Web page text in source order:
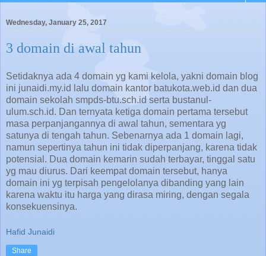
Wednesday, January 25, 2017
3 domain di awal tahun
Setidaknya ada 4 domain yg kami kelola, yakni domain blog
ini junaidi.my.id lalu domain kantor batukota.web.id dan dua
domain sekolah smpds-btu.sch.id serta bustanul-
ulum.sch.id. Dan ternyata ketiga domain pertama tersebut
masa perpanjangannya di awal tahun, sementara yg
satunya di tengah tahun. Sebenarnya ada 1 domain lagi,
namun sepertinya tahun ini tidak diperpanjang, karena tidak
potensial. Dua domain kemarin sudah terbayar, tinggal satu
yg mau diurus. Dari keempat domain tersebut, hanya
domain ini yg terpisah pengelolanya dibanding yang lain
karena waktu itu harga yang dirasa miring, dengan segala
konsekuensinya.
Hafid Junaidi
Share